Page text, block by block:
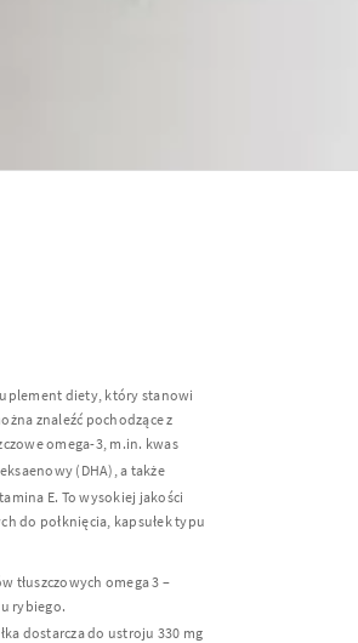
diety, który stanowi
znaleźć pochodzące z
omega-3, m.in. kwas
( DHA), a także
E. To wysokiej jakości
do połknięcia, kapsułek typu
tłuszczowych omega 3 –
rybiego.
dostarcza do ustroju 330 mg